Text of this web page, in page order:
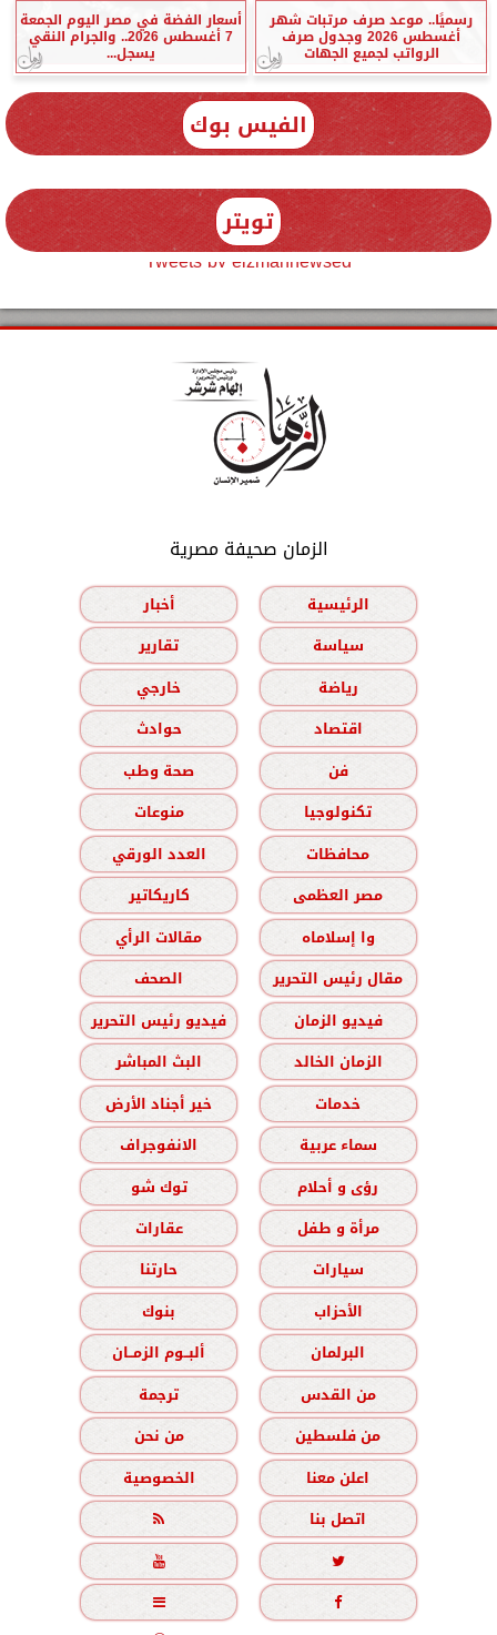
رسميًا.. موعد صرف مرتبات شهر
أغسطس 2026 وجدول صرف
الرواتب لجميع الجهات
أسعار الفضة في مصر اليوم الجمعة
7 أغسطس 2026.. والجرام النقي
يسجل...
الفيس بوك
تويتر
Tweets by elzmannewseg
الزمان صحيفة مصرية
الرئيسية
أخبار
سياسة
تقارير
رياضة
خارجي
اقتصاد
حوادث
فن
صحة وطب
تكنولوجيا
منوعات
محافظات
العدد الورقي
مصر العظمى
كاريكاتير
وا إسلاماه
مقالات الرأي
مقال رئيس التحرير
الصحف
فيديو الزمان
فيديو رئيس التحرير
الزمان الخالد
البث المباشر
خدمات
خير أجناد الأرض
سماء عربية
الانفوجراف
رؤى و أحلام
توك شو
مرأة و طفل
عقارات
سيارات
حارتنا
الأحزاب
بنوك
البرلمان
ألبــوم الزمــان
من القدس
ترجمة
من فلسطين
من نحن
اعلن معنا
الخصوصية
اتصل بنا




